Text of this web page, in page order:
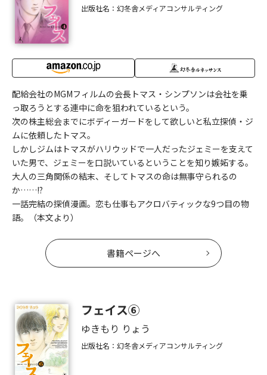
出版社名：幻冬舎メディアコンサルティング
配給会社のMGMフィルムの会長トマス・シンプソンは会社を乗
っ取ろうとする連中に命を狙われているという。
次の株主総会までにボディーガードをして欲しいと私立探偵・ジ
ムに依頼したトマス。
しかしジムはトマスがハリウッドで一人だったジェミーを支えて
いた男で、ジェミーを口説いているということを知り嫉妬する。
大人の三角関係の結末、そしてトマスの命は無事守られるの
か……!?
一話完結の探偵漫画。恋も仕事もアクロバティックな9つ目の物
語。（本文より）
書籍ページへ
フェイス⑥
ゆきもり りょう
出版社名：幻冬舎メディアコンサルティング